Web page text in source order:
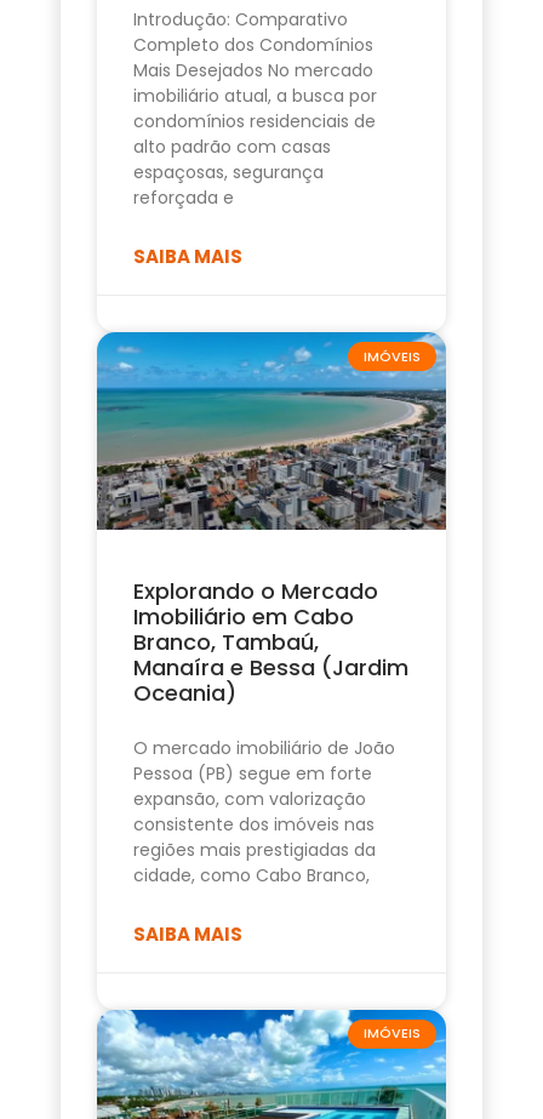
Introdução: Comparativo
Completo dos Condomínios
Mais Desejados No mercado
imobiliário atual, a busca por
condomínios residenciais de
alto padrão com casas
espaçosas, segurança
reforçada e
SAIBA MAIS
IMÓVEIS
Explorando o Mercado
Imobiliário em Cabo
Branco, Tambaú,
Manaíra e Bessa (Jardim
Oceania)
O mercado imobiliário de João
Pessoa (PB) segue em forte
expansão, com valorização
consistente dos imóveis nas
regiões mais prestigiadas da
cidade, como Cabo Branco,
SAIBA MAIS
IMÓVEIS